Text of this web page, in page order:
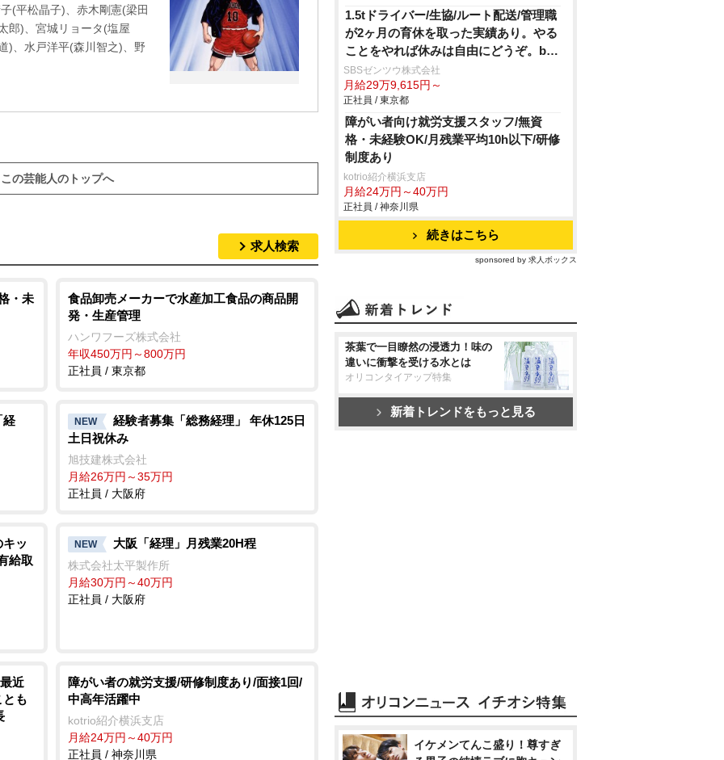
(平松晶子)、赤木剛憲(梁田
郎)、宮城リョータ(塩屋
)、水戸洋平(森川智之)、野
この芸能人のトップへ
求人検索
・未
食品卸売メーカーで水産加工食品の商品開
発・生産管理
ハンワフーズ株式会社
年収450万円～800万円
正社員 / 東京都
経 NEW
経験者募集「総務経理」 年休125日
土日祝休み
旭技建株式会社
月給26万円～35万円
正社員 / 大阪府
ッ
給取
NEW 大阪「経理」月残業20H程
株式会社太平製作所
月給30万円～40万円
正社員 / 大阪府
近
も
障がい者の就労支援/研修制度あり/面接1回/
中高年活躍中
kotrio紹介横浜支店
月給24万円～40万円
正社員 / 神奈川県
1.5tドライバー/生協/ルート配送/管理職
が2ヶ月の育休を取った実績あり。やる
ことをやれば休みは自由にどうぞ。by
所長
SBSゼンツウ株式会社
月給29万9,615円～
正社員 / 東京都
障がい者向け就労支援スタッフ/無資
格・未経験OK/月残業平均10h以下/研修
制度あり
kotrio紹介横浜支店
月給24万円～40万円
正社員 / 神奈川県
続きはこちら
sponsored by 求人ボックス
茶葉で一目瞭然の浸透力！味の
違いに衝撃を受ける水とは
オリコンタイアップ特集
新着トレンドをもっと見る
イケメンてんこ盛り！尊すぎ